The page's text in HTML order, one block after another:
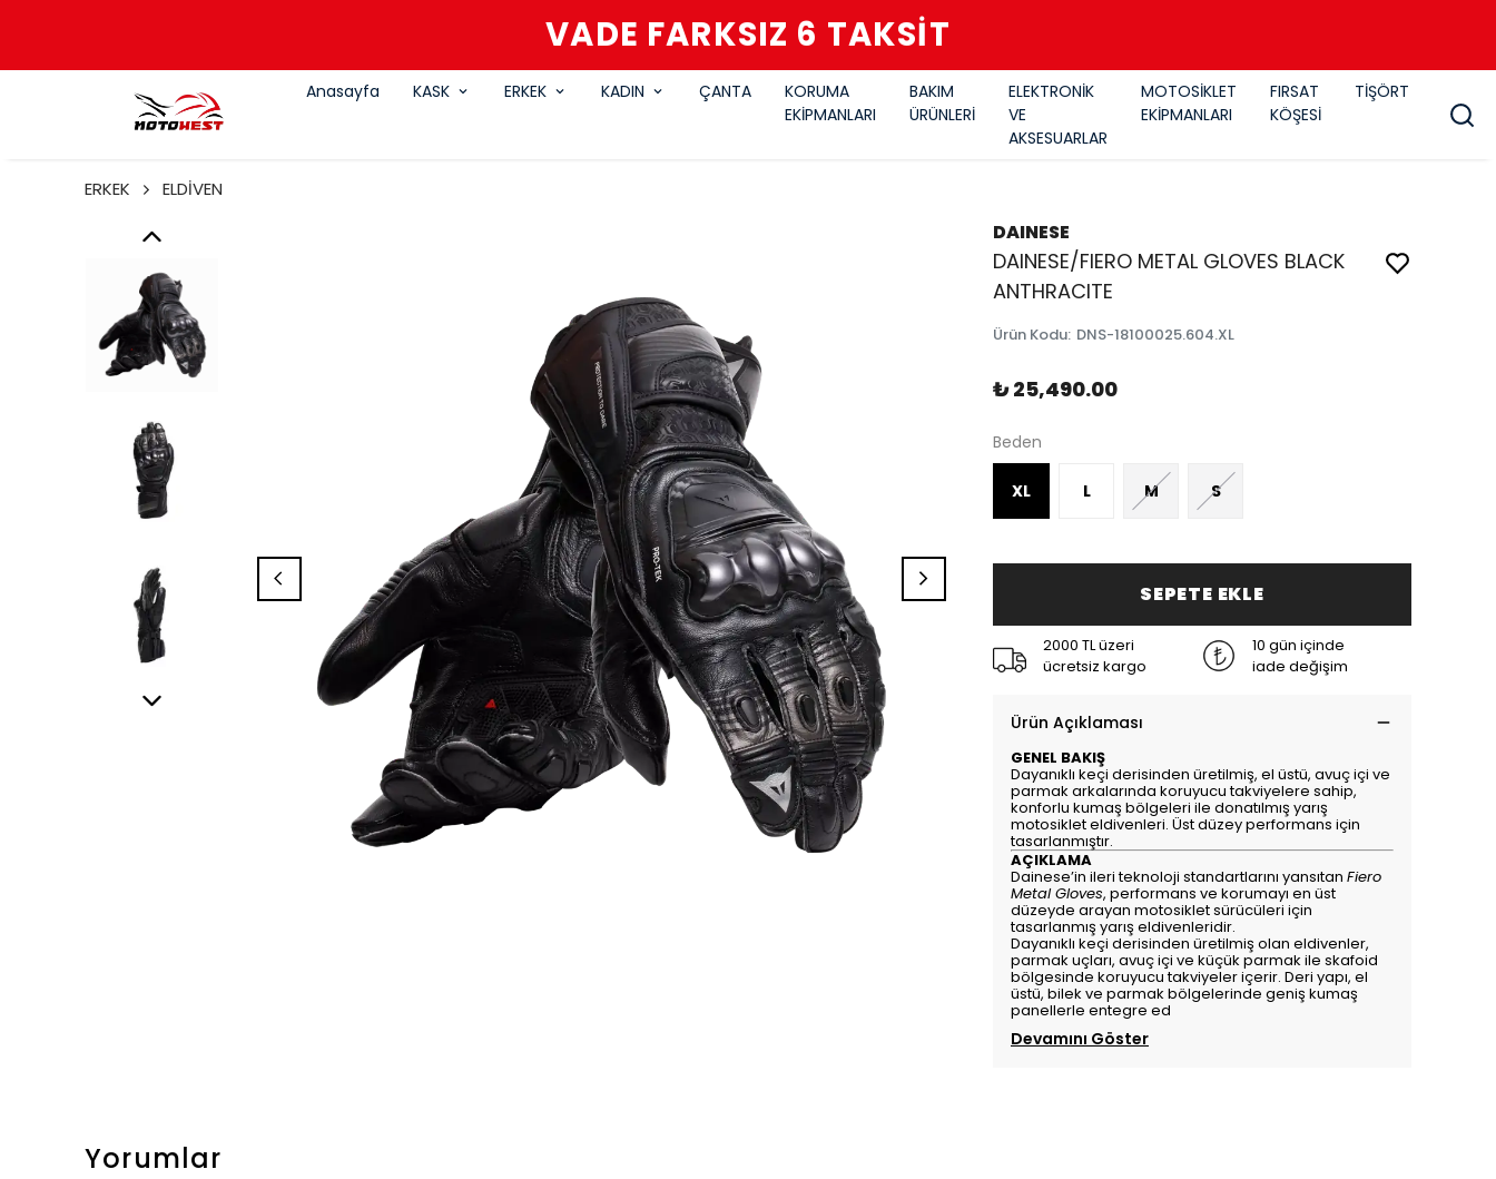
VADE FARKSIZ 6 TAKSİT
Anasayfa KASK ERKEK KADIN ÇANTA
KORUMA
EKİPMANLARI
BAKIM
ÜRÜNLERİ
ELEKTRONİK
VE
AKSESUARLAR
MOTOSİKLET
EKİPMANLARI
FIRSAT
KÖŞESİ
TİŞÖRT
ERKEK ELDİVEN
DAINESE
DAINESE/FIERO METAL GLOVES BLACK
ANTHRACITE
Ürün Kodu: DNS-18100025.604.XL
₺ 25,490.00
Beden
XL L M S
SEPETE EKLE
2000 TL üzeri
ücretsiz kargo
10 gün içinde
iade değişim
Ürün Açıklaması
GENEL BAKIŞ
Dayanıklı keçi derisinden üretilmiş, el üstü, avuç içi ve
parmak arkalarında koruyucu takviyelere sahip,
konforlu kumaş bölgeleri ile donatılmış yarış
motosiklet eldivenleri. Üst düzey performans için
tasarlanmıştır.
AÇIKLAMA
Dainese’in ileri teknoloji standartlarını yansıtan Fiero
Metal Gloves, performans ve korumayı en üst
düzeyde arayan motosiklet sürücüleri için
tasarlanmış yarış eldivenleridir.
Dayanıklı keçi derisinden üretilmiş olan eldivenler,
parmak uçları, avuç içi ve küçük parmak ile skafoid
bölgesinde koruyucu takviyeler içerir. Deri yapı, el
üstü, bilek ve parmak bölgelerinde geniş kumaş
panellerle entegre ed
Devamını Göster
Yorumlar